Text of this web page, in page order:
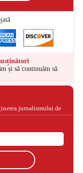
și să continuăm să
jurnalismului de